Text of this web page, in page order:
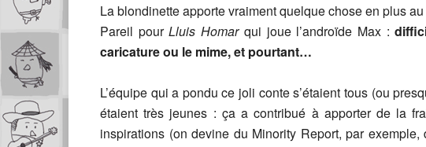
La blondinette apporte vraiment quelque chose en plus
Pareil pourLluis Homarqui joue l’androïde Max :
caricature ou le mime, et pourtant…
L’équipe qui a pondu ce joli conte s’étaient tous (ou
étaient très jeunes : ça a contribué à apporter de la
inspirations (on devine du Minority Report, par